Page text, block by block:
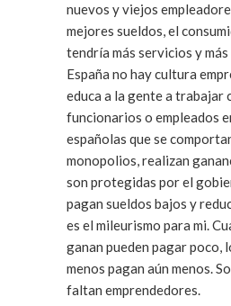
nuevos y viejos
mejores sueldos, el
tendría más servicios y
España no hay cultura
educa a la gente a trabajar
funcionarios o empleados
españolas que se
monopolios, realizan
son protegidas por el
pagan sueldos bajos y
es el mileurismo para mi. Cuando los que más
ganan pueden pagar poco,
menos pagan aún menos. Sobran empleados,
faltan emprendedores.